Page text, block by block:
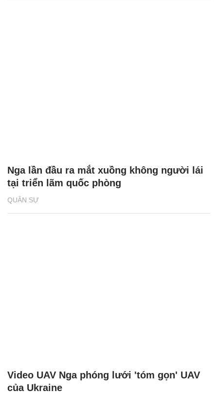
QUÂN SỰ
Nga lần đầu ra mắt xuồng không người lái
tại triển lãm quốc phòng
Video UAV Nga phóng lưới 'tóm gọn' UAV
của Ukraine